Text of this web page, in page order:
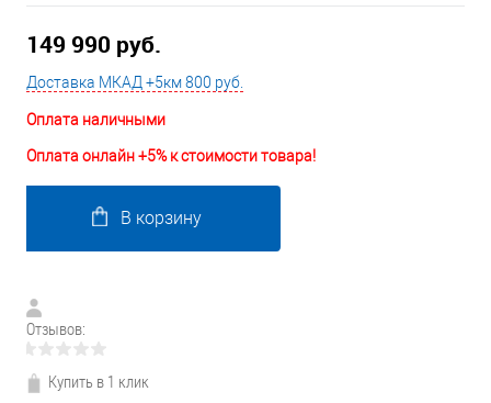
149 990 руб.
Доставка МКАД +5км 800 руб.
Оплата наличными
Оплата онлайн +5% к стоимости товара!
В корзину
Отзывов:
Купить в 1 клик